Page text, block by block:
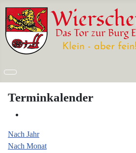
Terminkalender
Nach Jahr
Nach Monat